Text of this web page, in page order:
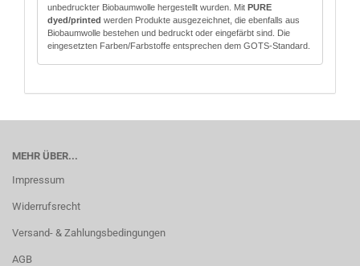
unbedruckter Biobaumwolle hergestellt wurden. Mit PURE
dyed/printed werden Produkte ausgezeichnet, die ebenfalls aus
Biobaumwolle bestehen und bedruckt oder eingefärbt sind. Die
eingesetzten Farben/Farbstoffe entsprechen dem GOTS-Standard.
MEHR ÜBER...
Impressum
Widerrufsrecht
Versand- & Zahlungsbedingungen
AGB